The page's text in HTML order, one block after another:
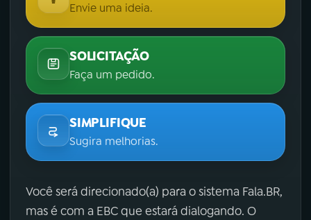
Envie uma ideia.
SOLICITAÇÃO
Faça um pedido.
SIMPLIFIQUE
Sugira melhorias.
Você será direcionado(a) para o sistema Fala.BR,
mas é com a EBC que estará dialogando. O